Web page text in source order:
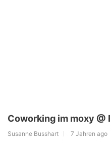
Coworking im moxy @
Susanne Busshart 7 Jahren ago